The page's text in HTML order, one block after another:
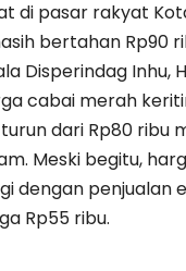
di pasar rakyat
bertahan Rp90
Disperindag Inhu,
cabai merah
dari Rp80 ribu
Meski begitu,
dengan penjualan
Rp55 ribu.